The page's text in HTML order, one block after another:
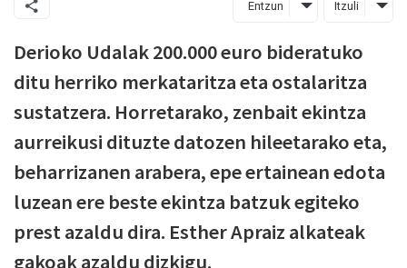
Entzun Itzuli
Derioko Udalak 200.000 euro bideratuko
ditu herriko merkataritza eta ostalaritza
sustatzera. Horretarako, zenbait ekintza
aurreikusi dituzte datozen hileetarako eta,
beharrizanen arabera, epe ertainean edota
luzean ere beste ekintza batzuk egiteko
prest azaldu dira. Esther Apraiz alkateak
gakoak azaldu dizkigu.